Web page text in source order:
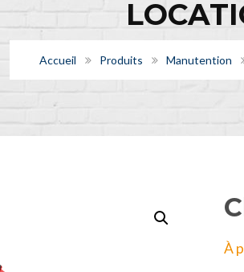
Accueil Produits Manutention
À